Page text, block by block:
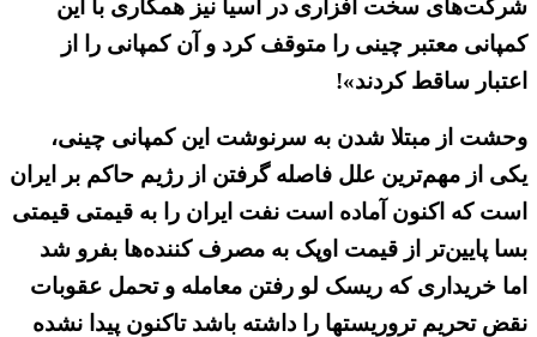
شرکت‌های سخت افزاری در آسیا نیز همکاری با این
کمپانی معتبر چینی را متوقف کرد و آن کمپانی را از
اعتبار ساقط کردند»!
وحشت از مبتلا شدن به سرنوشت این کمپانی چینی،
یکی از مهم‌ترین علل فاصله گرفتن از رژیم حاکم بر ایران
است که اکنون آماده است نفت ایران را به قیمتی قیمتی
بسا پایین‌تر از قیمت اوپک به مصرف کننده‌ها بفرو شد
اما خریداری که ریسک لو رفتن معامله و تحمل عقوبات
نقض تحریم تروریستها را داشته باشد تاکنون پیدا نشده